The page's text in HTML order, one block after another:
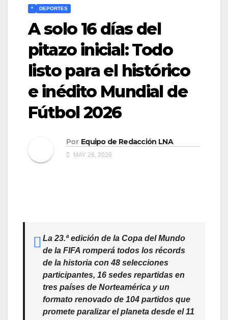
* DEPORTES
​A solo 16 días del
pitazo inicial: Todo
listo para el histórico
e inédito Mundial de
Fútbol 2026
Por Equipo de Redacción LNA
MAY 26, 2026
​La 23.ª edición de la Copa del Mundo
de la FIFA romperá todos los récords
de la historia con 48 selecciones
participantes, 16 sedes repartidas en
tres países de Norteamérica y un
formato renovado de 104 partidos que
promete paralizar el planeta desde el 11